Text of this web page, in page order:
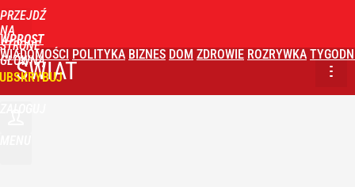
PRZEJDŹ
NA
STRONĘ
GŁÓWNĄ
WPROST
WIADOMOŚCI POLITYKA BIZNES DOM ZDROWIE ROZRYWKA
ŚWIAT